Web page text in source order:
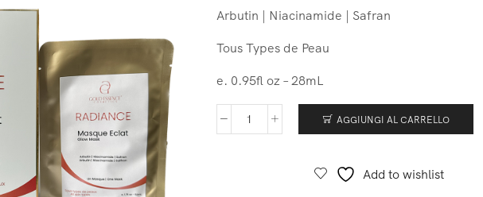
Arbutin | Niacinamide | Safran
Tous Types de Peau
e. 0.95fl oz – 28mL
AGGIUNGI AL CARRELLO
Add to wishlist